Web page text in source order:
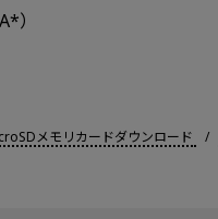
）
メモリカードダウンロード